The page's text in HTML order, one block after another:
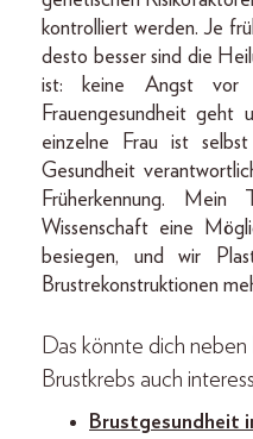
kontrolliert werden. Je
desto besser sind die
ist: keine Angst vor
Frauengesundheit geht
einzelne Frau ist
Gesundheit
Früh­erkennung.
Wissenschaft eine
besiegen, und wir
Brustrekonstruktionen
Das könnte dich
Brustkrebs auch
Brustgesundheit